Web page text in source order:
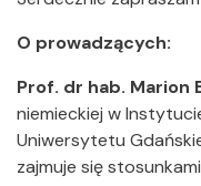
O prowadzących:
Prof. dr hab. Marion
niemieckiej w
Uniwersytetu
zajmuje się